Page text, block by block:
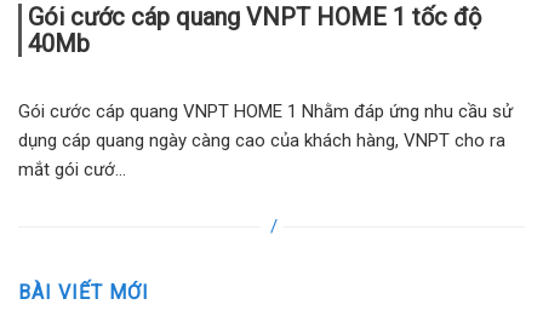
Gói cước cáp quang VNPT HOME 1 tốc độ
40Mb
Gói cước cáp quang VNPT HOME 1 Nhằm đáp ứng nhu cầu sử
dụng cáp quang ngày càng cao của khách hàng, VNPT cho ra
mắt gói cướ...
BÀI VIẾT MỚI